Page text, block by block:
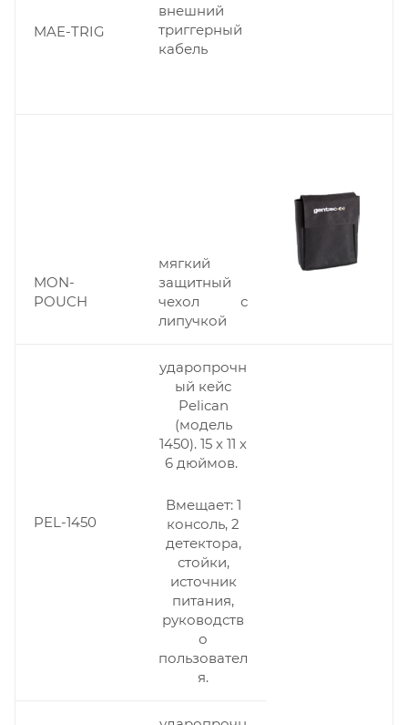
MAE-TRIG
внешний
триггерный
кабель
MON-
POUCH
мягкий
защитный
чехол с
липучкой
PEL-1450
ударопрочн
ый кейс
Pelican
(модель
1450). 15 х 11 х
6 дюймов.
Вмещает: 1
консоль, 2
детектора,
стойки,
источник
питания,
руководств
о
пользовател
я.